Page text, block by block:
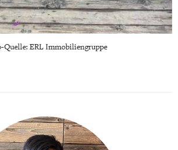
Quelle: ERL Immobiliengruppe